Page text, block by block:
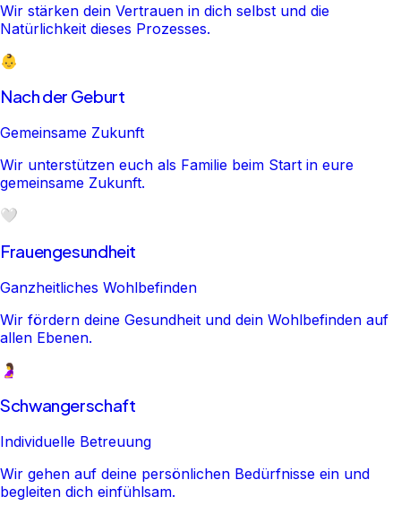
Wir stärken dein Vertrauen in dich selbst und die
Natürlichkeit dieses Prozesses.
👶
Nach der Geburt
Gemeinsame Zukunft
Wir unterstützen euch als Familie beim Start in eure
gemeinsame Zukunft.
🤍
Frauengesundheit
Ganzheitliches Wohlbefinden
Wir fördern deine Gesundheit und dein Wohlbefinden auf
allen Ebenen.
🤰
Schwangerschaft
Individuelle Betreuung
Wir gehen auf deine persönlichen Bedürfnisse ein und
begleiten dich einfühlsam.